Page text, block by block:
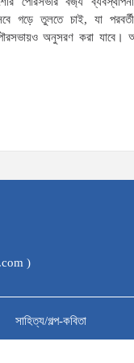
গড়ে তুলতে চাই, যা
অনুসরণ করা যাবে।
)
সাহিত্য/গল্প-কবিতা